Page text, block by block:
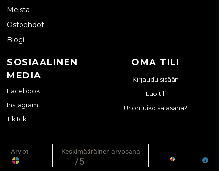
Meistä
Ostoehdot
Blogi
SOSIAALINEN
MEDIA
Facebook
Instagram
TikTok
OMA TILI
Kirjaudu sisään
Luo tili
Unohtuiko salasana?